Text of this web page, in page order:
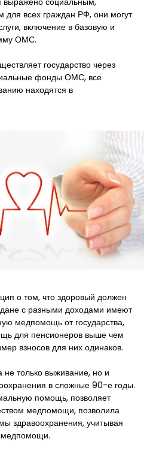
всех граждан РФ, они могут
включение в базовую и
ОМС.
государство через
фонды ОМС, все
находятся в
о том, что здоровый должен
с разными доходами имеют
медпомощь от государства,
для пенсионеров выше чем
взносов для них одинаков.
только выживание, но и
в сложные 90-е годы.
помощь, позволяет
медпомощи, позволила
здравоохранения, учитывая
медпомощи.